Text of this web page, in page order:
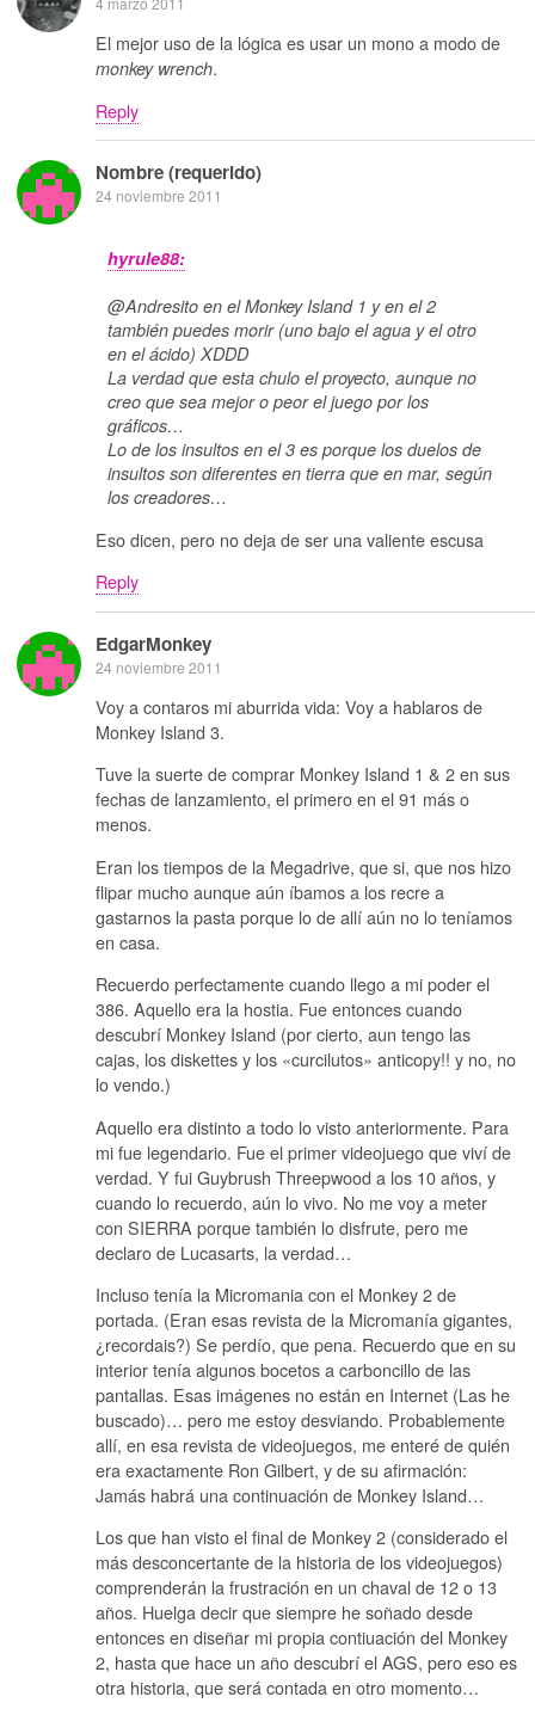
El mejor uso de la lógica es usar un mono a modo de
monkey wrench.
Reply
Nombre (requerido)
24 noviembre 2011
hyrule88:
@Andresito en el Monkey Island 1 y en el 2
también puedes morir (uno bajo el agua y el otro
en el ácido) XDDD
La verdad que esta chulo el proyecto, aunque no
creo que sea mejor o peor el juego por los
gráficos…
Lo de los insultos en el 3 es porque los duelos de
insultos son diferentes en tierra que en mar, según
los creadores…
Eso dicen, pero no deja de ser una valiente escusa
Reply
EdgarMonkey
24 noviembre 2011
Voy a contaros mi aburrida vida: Voy a hablaros de
Monkey Island 3.
Tuve la suerte de comprar Monkey Island 1 & 2 en sus
fechas de lanzamiento, el primero en el 91 más o
menos.
Eran los tiempos de la Megadrive, que si, que nos hizo
flipar mucho aunque aún íbamos a los recre a
gastarnos la pasta porque lo de allí aún no lo teníamos
en casa.
Recuerdo perfectamente cuando llego a mi poder el
386. Aquello era la hostia. Fue entonces cuando
descubrí Monkey Island (por cierto, aun tengo las
cajas, los diskettes y los «curcilutos» anticopy!! y no, no
lo vendo.)
Aquello era distinto a todo lo visto anteriormente. Para
mi fue legendario. Fue el primer videojuego que viví de
verdad. Y fui Guybrush Threepwood a los 10 años, y
cuando lo recuerdo, aún lo vivo. No me voy a meter
con SIERRA porque también lo disfrute, pero me
declaro de Lucasarts, la verdad…
Incluso tenía la Micromania con el Monkey 2 de
portada. (Eran esas revista de la Micromanía gigantes,
¿recordais?) Se perdío, que pena. Recuerdo que en su
interior tenía algunos bocetos a carboncillo de las
pantallas. Esas imágenes no están en Internet (Las he
buscado)… pero me estoy desviando. Probablemente
allí, en esa revista de videojuegos, me enteré de quién
era exactamente Ron Gilbert, y de su afirmación:
Jamás habrá una continuación de Monkey Island…
Los que han visto el final de Monkey 2 (considerado el
más desconcertante de la historia de los videojuegos)
comprenderán la frustración en un chaval de 12 o 13
años. Huelga decir que siempre he soñado desde
entonces en diseñar mi propia contiuación del Monkey
2, hasta que hace un año descubrí el AGS, pero eso es
otra historia, que será contada en otro momento…